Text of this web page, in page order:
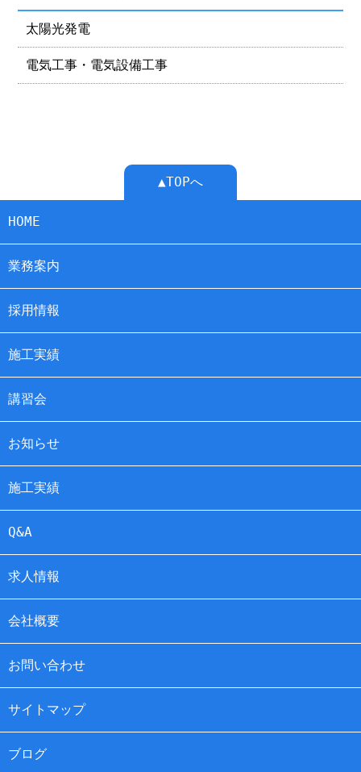
太陽光発電
電気工事・電気設備工事
▲TOPへ
HOME
業務案内
採用情報
施工実績
講習会
お知らせ
施工実績
Q&A
求人情報
会社概要
お問い合わせ
サイトマップ
ブログ